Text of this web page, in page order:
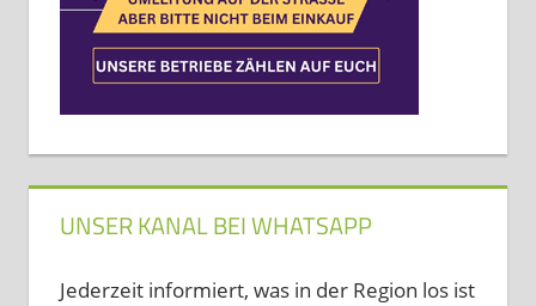
UNSER KANAL BEI WHATSAPP
Jederzeit informiert, was in der Region los ist